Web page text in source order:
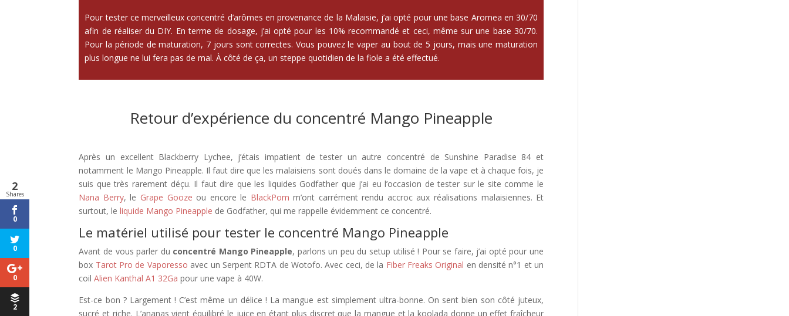
Pour tester ce merveilleux concentré d’arômes en provenance de la Malaisie, j’ai opté pour une base Aromea en 30/70
afin de réaliser du DIY. En terme de dosage, j’ai opté pour les 10% recommandé et ceci, même sur une base 30/70.
Pour la période de maturation, 7 jours sont correctes. Vous pouvez le vaper au bout de 5 jours, mais une maturation
plus longue ne lui fera pas de mal. À côté de ça, un steppe quotidien de la fiole a été effectué.
Retour d’expérience du concentré Mango Pineapple
Après un excellent Blackberry Lychee, j’étais impatient de tester un autre concentré de Sunshine Paradise 84 et
notamment le Mango Pineapple. Il faut dire que les malaisiens sont doués dans le domaine de la vape et à chaque fois, je
suis que très rarement déçu. Il faut dire que les liquides Godfather que j’ai eu l’occasion de tester sur le site comme le
Nana Berry, le Grape Gooze ou encore le BlackPom m’ont carrément rendu accroc aux réalisations malaisiennes. Et
surtout, leliquide Mango Pineapple de Godfather, qui me rappelle évidemment ce concentré.
Le matériel utilisé pour tester le concentré Mango Pineapple
Avant de vous parler du concentré Mango Pineapple, parlons un peu du setup utilisé ! Pour se faire, j’ai opté pour une
box Tarot Pro de Vaporesso avec un Serpent RDTA de Wotofo. Avec ceci, de la Fiber Freaks Original en densité n°1 et un
coilAlien Kanthal A1 32Ga pour une vape à 40W.
Est-ce bon ? Largement ! C’est même un délice ! La mangue est simplement ultra-bonne. On sent bien son côté juteux,
sucré et riche. L’ananas vient équilibré le juice en étant plus discret que la mangue et la koolada donne un effet fraîcheur
2
Shares
0
0
0
2